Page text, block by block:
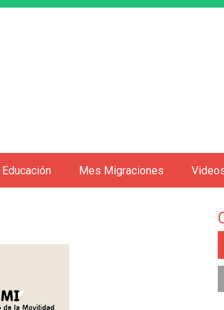
Educación Mes Migraciones